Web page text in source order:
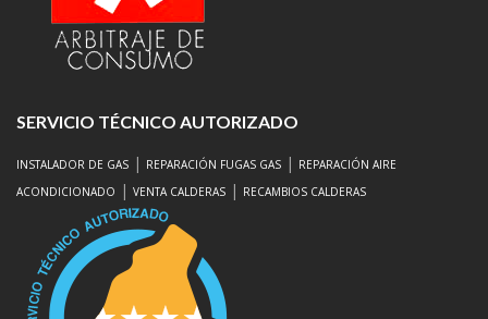
SERVICIO TÉCNICO AUTORIZADO
INSTALADOR DE GAS | REPARACIÓN FUGAS GAS | REPARACIÓN AIRE
ACONDICIONADO
| VENTA CALDERAS | RECAMBIOS CALDERAS